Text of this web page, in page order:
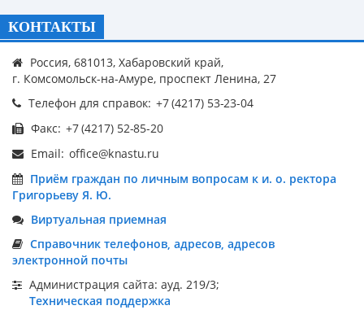
КОНТАКТЫ
Россия, 681013, Хабаровский край,
г. Комсомольск-на-Амуре, проспект Ленина, 27
Телефон для справок:
Факс:
Email:
Приём граждан по личным вопросам к и. о. ректора
Григорьеву Я. Ю.
Виртуальная приемная
Справочник телефонов, адресов, адресов
электронной почты
Администрация сайта: ауд. 219/3;
Техническая поддержка